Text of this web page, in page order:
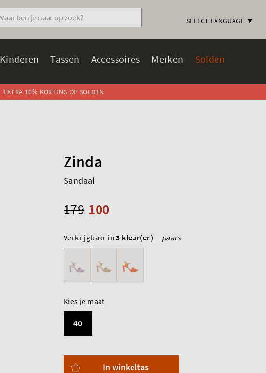
SELECT LANGUAGE
Kinderen Tassen Accessoires Merken Solden
EXTRA 10% KORTING OP SOLDEN
Zinda
Sandaal
100
179
Verkrijgbaar in3 kleur(en) paars
Kies je maat
40
In winkeltas